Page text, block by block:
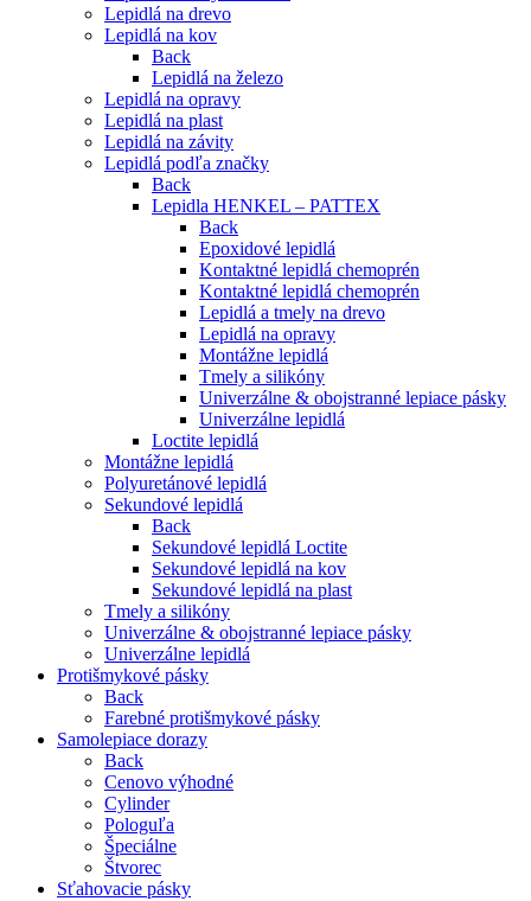
Lepidlá na drevo
Lepidlá na kov
Back
Lepidlá na železo
Lepidlá na opravy
Lepidlá na plast
Lepidlá na závity
Lepidlá podľa značky
Back
Lepidla HENKEL – PATTEX
Back
Epoxidové lepidlá
Kontaktné lepidlá chemoprén
Kontaktné lepidlá chemoprén
Lepidlá a tmely na drevo
Lepidlá na opravy
Montážne lepidlá
Tmely a silikóny
Univerzálne & obojstranné lepiace pásky
Univerzálne lepidlá
Loctite lepidlá
Montážne lepidlá
Polyuretánové lepidlá
Sekundové lepidlá
Back
Sekundové lepidlá Loctite
Sekundové lepidlá na kov
Sekundové lepidlá na plast
Tmely a silikóny
Univerzálne & obojstranné lepiace pásky
Univerzálne lepidlá
Protišmykové pásky
Back
Farebné protišmykové pásky
Samolepiace dorazy
Back
Cenovo výhodné
Cylinder
Pologuľa
Špeciálne
Štvorec
Sťahovacie pásky